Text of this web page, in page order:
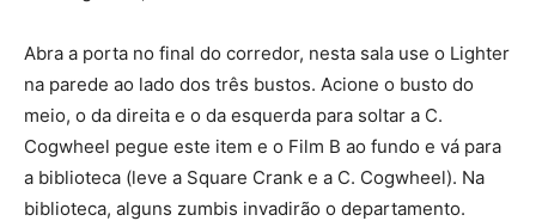
Abra a porta no final do corredor, nesta sala use o Lighter
na parede ao lado dos três bustos. Acione o busto do
meio, o da direita e o da esquerda para soltar a C.
Cogwheel pegue este item e o Film B ao fundo e vá para
a biblioteca (leve a Square Crank e a C. Cogwheel). Na
biblioteca, alguns zumbis invadirão o departamento.